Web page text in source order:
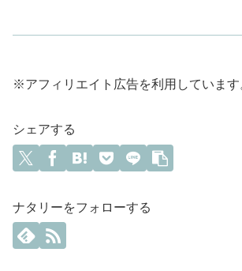
※アフィリエイト広告を利用しています
シェアする
ナタリーをフォローする